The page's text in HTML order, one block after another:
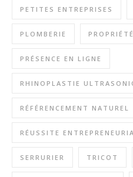
PETITES ENTREPRISES
PLOMBERIE
PRÉSENCE EN LIGNE
RHINOPLASTIE
RÉFÉRENCEMENT NATUREL
RÉUSSITE
SERRURIER TRICOT